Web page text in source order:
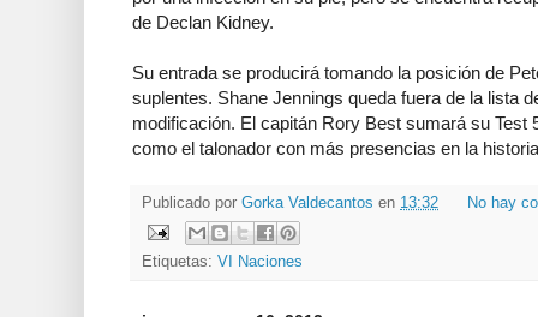
de Declan Kidney.
Su entrada se producirá tomando la posición de
suplentes. Shane Jennings queda fuera de la lista
modificación. El capitán Rory Best sumará su Test
como el talonador con más presencias en la
Publicado por Gorka Valdecantos en 13:32 No hay
Etiquetas: VI Naciones